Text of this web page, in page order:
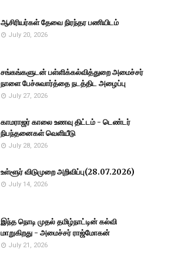
ஆசிரியர்கள் தேவை நிரந்தர பணியிடம்
July 20, 2026
சங்கங்களுடன் பள்ளிக்கல்வித்துறை அமைச்சர்
நாளை பேச்சுவார்த்தை நடத்திட அழைப்பு
July 27, 2026
காமராஜர் காலை உணவு திட்டம் - டெண்டர்
நிபந்தனைகள் வெளியீடு
July 28, 2026
உள்ளூர் விடுமுறை அறிவிப்பு(28.07.2026)
July 14, 2026
இந்த நொடி முதல் தமிழ்நாட்டின் கல்வி
மாறுகிறது - அமைச்சர் ராஜ்மோகன்
July 21, 2026